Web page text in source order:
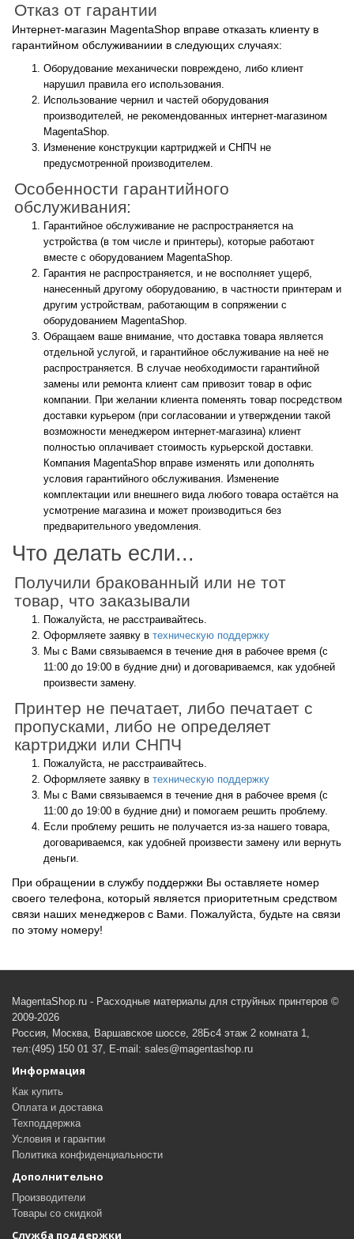
Отказ от гарантии
Интернет-магазин MagentaShop вправе отказать клиенту в
гарантийном обслуживаниии в следующих случаях:
Оборудование механически повреждено, либо клиент
нарушил правила его использования.
Использование чернил и частей оборудования
производителей, не рекомендованных интернет-магазином
MagentaShop.
Изменение конструкции картриджей и СНПЧ не
предусмотренной производителем.
Особенности гарантийного
обслуживания:
Гарантийное обслуживание не распространяется на
устройства (в том числе и принтеры), которые работают
вместе с оборудованием MagentaShop.
Гарантия не распространяется, и не восполняет ущерб,
нанесенный другому оборудованию, в частности принтерам и
другим устройствам, работающим в сопряжении с
оборудованием MagentaShop.
Обращаем ваше внимание, что доставка товара является
отдельной услугой, и гарантийное обслуживание на неё не
распространяется. В случае необходимости гарантийной
замены или ремонта клиент сам привозит товар в офис
компании. При желании клиента поменять товар посредством
доставки курьером (при согласовании и утверждении такой
возможности менеджером интернет-магазина) клиент
полностью оплачивает стоимость курьерской доставки.
Компания MagentaShop вправе изменять или дополнять
условия гарантийного обслуживания. Изменение
комплектации или внешнего вида любого товара остаётся на
усмотрение магазина и может производиться без
предварительного уведомления.
Что делать если...
Получили бракованный или не тот
товар, что заказывали
Пожалуйста, не расстраивайтесь.
Оформляете заявку в техническую поддержку
Мы с Вами связываемся в течение дня в рабочее время (с
11:00 до 19:00 в будние дни) и договариваемся, как удобней
произвести замену.
Принтер не печатает, либо печатает с
пропусками, либо не определяет
картриджи или СНПЧ
Пожалуйста, не расстраивайтесь.
Оформляете заявку в техническую поддержку
Мы с Вами связываемся в течение дня в рабочее время (с
11:00 до 19:00 в будние дни) и помогаем решить проблему.
Если проблему решить не получается из-за нашего товара,
договариваемся, как удобней произвести замену или вернуть
деньги.
При обращении в службу поддержки Вы оставляете номер
своего телефона, который является приоритетным средством
связи наших менеджеров с Вами. Пожалуйста, будьте на связи
по этому номеру!
MagentaShop.ru - Расходные материалы для струйных принтеров ©
2009-2026
Россия, Москва, Варшавское шоссе, 28Бс4 этаж 2 комната 1,
тел:(495) 150 01 37, E-mail: sales@magentashop.ru
Информация
Как купить
Оплата и доставка
Техподдержка
Условия и гарантии
Политика конфиденциальности
Дополнительно
Производители
Товары со скидкой
Служба поддержки